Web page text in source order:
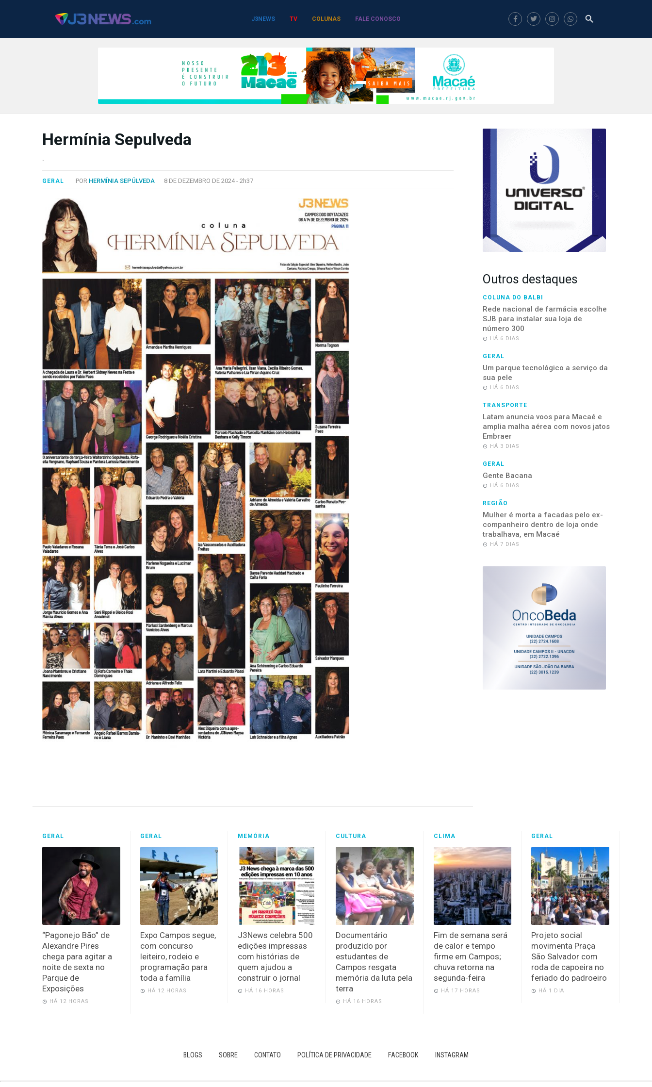
J3NEWS TV COLUNAS FALE CONOSCO
Desenvolvido
Hermínia Sepulveda
.
GERAL POR HERMÍNIA SEPÚLVEDA 8 DE DEZEMBRO DE 2024 - 2h37
Outros destaques
COLUNA DO BALBI
Rede nacional de farmácia escolhe
SJB para instalar sua loja de
número 300
HÁ 6 DIAS
GERAL
Um parque tecnológico a serviço da
sua pele
HÁ 6 DIAS
TRANSPORTE
Latam anuncia voos para Macaé e
amplia malha aérea com novos jatos
Embraer
HÁ 3 DIAS
GERAL
Gente Bacana
HÁ 6 DIAS
REGIÃO
Mulher é morta a facadas pelo ex-
companheiro dentro de loja onde
trabalhava, em Macaé
HÁ 7 DIAS
GERAL
“Pagonejo Bão” de
Alexandre Pires
chega para agitar a
noite de sexta no
Parque de
Exposições
HÁ 12 HORAS
GERAL
Expo Campos segue,
com concurso
leiteiro, rodeio e
programação para
toda a família
HÁ 12 HORAS
MEMÓRIA
J3News celebra 500
edições impressas
com histórias de
quem ajudou a
construir o jornal
HÁ 16 HORAS
CULTURA
Documentário
produzido por
estudantes de
Campos resgata
memória da luta pela
terra
HÁ 16 HORAS
CLIMA
Fim de semana será
de calor e tempo
firme em Campos;
chuva retorna na
segunda-feira
HÁ 17 HORAS
GERAL
Projeto social
movimenta Praça
São Salvador com
roda de capoeira no
feriado do padroeiro
HÁ 1 DIA
BLOGS SOBRE CONTATO POLÍTICA DE PRIVACIDADE FACEBOOK INSTAGRAM